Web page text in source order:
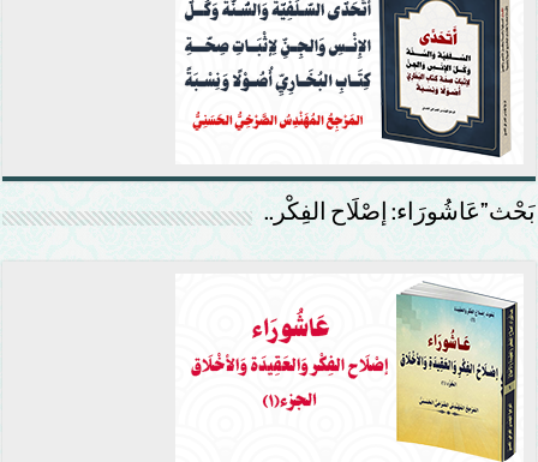
بَحْث”عَاشُورَاء: إصْلَاح الفِكْر..